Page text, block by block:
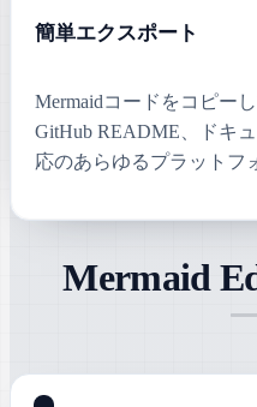
簡単エクスポート
Mermaidコードをコピー
GitHub README、ドキ
応のあらゆるプラットフ
Mermaid